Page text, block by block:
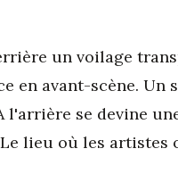
un voilage
en avant-scène. Un
l'arrière se devine
lieu où les artistes